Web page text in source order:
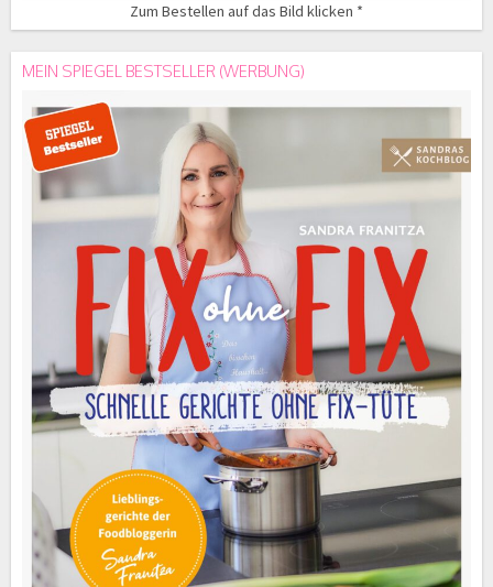
Zum Bestellen auf das Bild klicken *
MEIN SPIEGEL BESTSELLER (WERBUNG)